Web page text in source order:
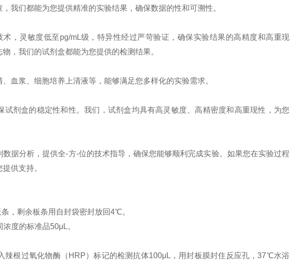
我们都能为您提供精准的实验结果，确保数据的性和可溯性。
术，灵敏度低至pg/mL级，特异性经过严苛验证，确保实验结果的高精度和高重现
，我们的试剂盒都能为您提供的检测结果。
血浆、细胞培养上清液等，能够满足您多样化的实验需求。
剂盒的稳定性和性。我们，试剂盒均具有高灵敏度、高精密度和高重现性，为您
数据分析，提供全-方-位的技术指导，确保您能够顺利完成实验。如果您在实验过程
供支持。
，剩余板条用自封袋密封放回4℃。
浓度的标准品50μ L。
辣根过氧化物酶（ HRP）标记的检测抗体100μ L ，用封板膜封住反应孔，37℃水浴